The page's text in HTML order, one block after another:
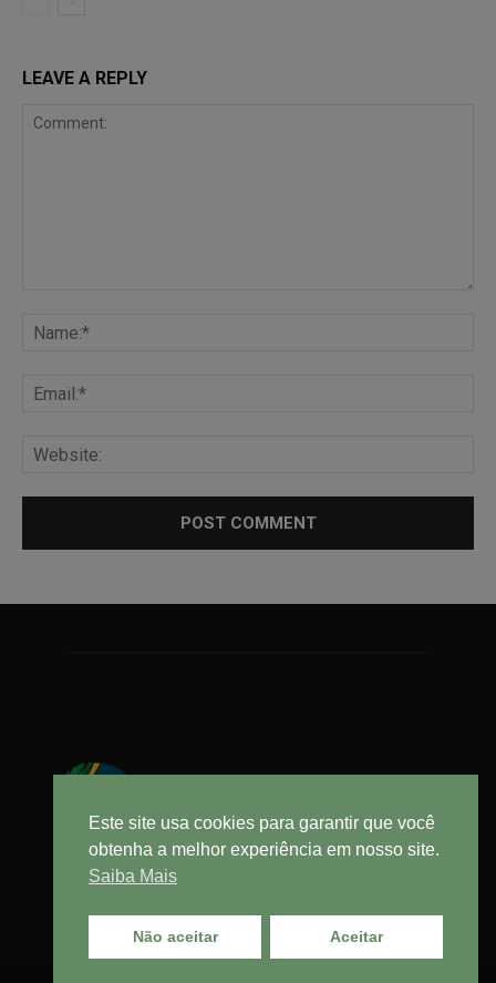
LEAVE A REPLY
Este site usa cookies para garantir que você
obtenha a melhor experiência em nosso site.
Saiba Mais
Não aceitar Aceitar